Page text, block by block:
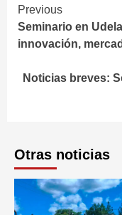
Continue
Reading
Previous
Seminario en
innovación,
Noticias breves:
Otras noticias